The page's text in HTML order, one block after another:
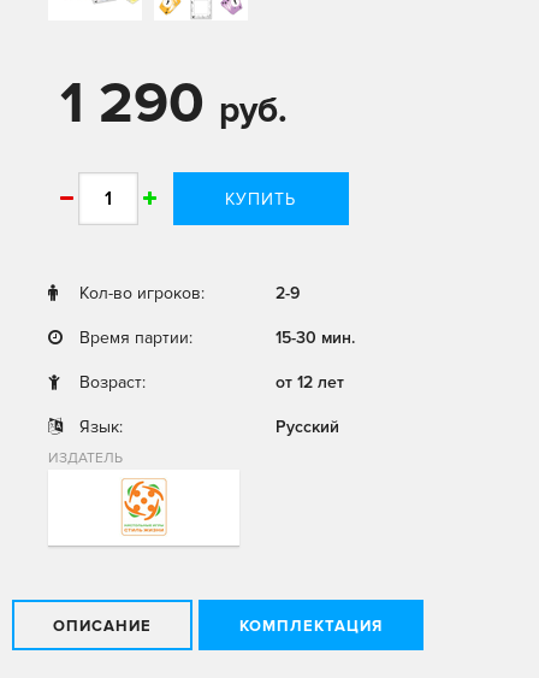
1 290 руб.
КУПИТЬ
Кол-во игроков: 2-9
Время партии: 15-30 мин.
Возраст: от 12 лет
Язык: Русский
ИЗДАТЕЛЬ
ОПИСАНИЕ КОМПЛЕКТАЦИЯ